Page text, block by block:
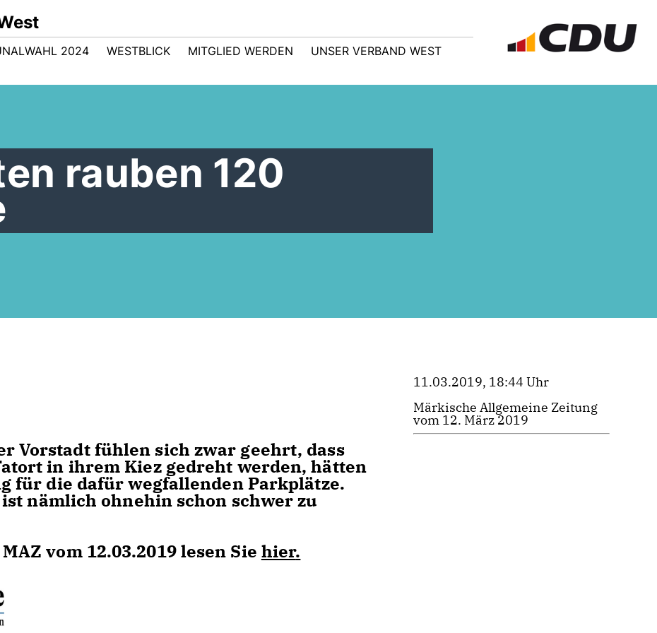
2024 WESTBLICK MITGLIED WERDEN UNSER VERBAND WEST
rauben 120
Vorstadt fühlen sich zwar geehrt, dass
in ihrem Kiez gedreht werden, hätten
für die dafür wegfallenden Parkplätze.
nämlich ohnehin schon schwer zu
vom 12.03.2019 lesen Sie hier.
11.03.2019, 18:44 Uhr
Märkische Allgemeine Zeitung
vom 12. März 2019